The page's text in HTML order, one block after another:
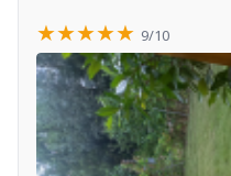
★★★★★ 9/10